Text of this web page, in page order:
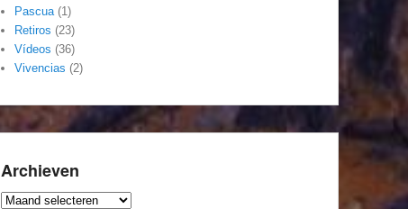
Pascua(1)
Retiros (23)
Vídeos (36)
Vivencias (2)
Archieven
Archieven